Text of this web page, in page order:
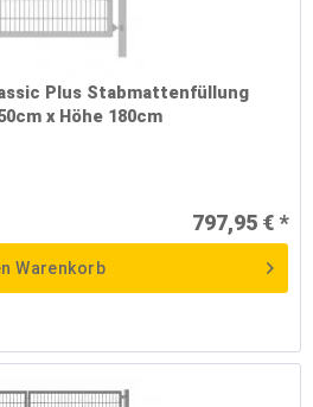
Plus Stabmattenfüllung
x Höhe 180cm
797,95 € *
Warenkorb